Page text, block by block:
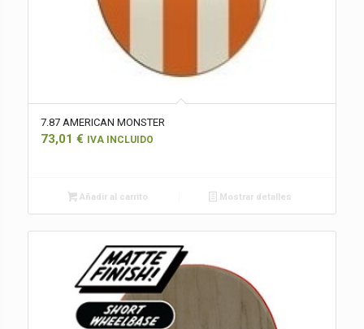
7.87 AMERICAN MONSTER
73,01 € IVA INCLUIDO
Añadir al carrito Mostrar detalles